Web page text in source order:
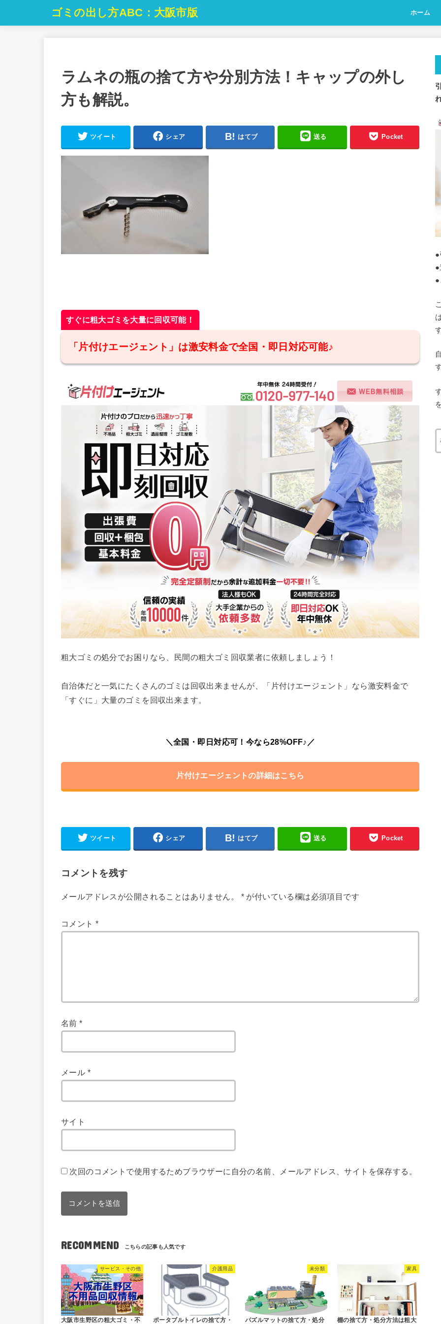
ゴミの出し方ABC：大阪市版 ホーム
ラムネの瓶の捨て方や分別方法！キャップの外し
方も解説。
ツイート シェア はてブ 送る Pocket
すぐに粗大ゴミを大量に回収可能！
「片付けエージェント」は激安料金で全国・即日対応可能♪
粗大ゴミの処分でお困りなら、民間の粗大ゴミ回収業者に依頼しましょう！
自治体だと一気にたくさんのゴミは回収出来ませんが、「片付けエージェント」なら激安料金で
「すぐに」大量のゴミを回収出来ます。
＼全国・即日対応可！今なら28%OFF♪／
片付けエージェントの詳細はこちら
ツイート シェア はてブ 送る Pocket
コメントを残す
メールアドレスが公開されることはありません。 *が付いている欄は必須項目です
コメント*
名前*
メール *
サイト
次回のコメントで使用するためブラウザーに自分の名前、メールアドレス、サイトを保存する。
RECOMMEND
サービス・その他
大阪市生野区の粗大ゴミ・不
介護用品
ポータブルトイレの捨て方・
未分類
パズルマットの捨て方・処分
家具
棚の捨て方・処分方法は粗大
●
●
●